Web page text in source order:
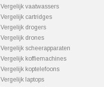
Vergelijk vaatwassers
Vergelijk cartridges
Vergelijk drogers
Vergelijk drones
Vergelijk scheerapparaten
Vergelijk koffiemachines
Vergelijk koptelefoons
Vergelijk laptops